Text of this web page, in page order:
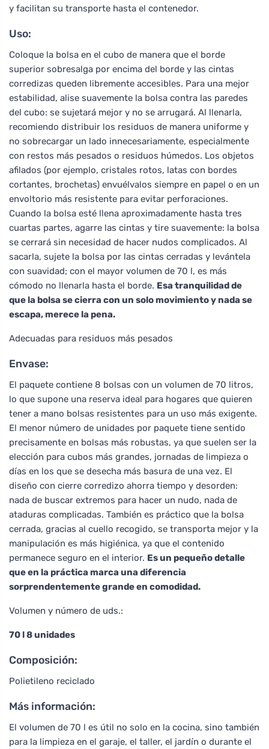
y facilitan su transporte hasta el contenedor.
Uso:
Coloque la bolsa en el cubo de manera que el borde
superior sobresalga por encima del borde y las cintas
corredizas queden libremente accesibles. Para una mejor
estabilidad, alise suavemente la bolsa contra las paredes
del cubo: se sujetará mejor y no se arrugará. Al llenarla,
recomiendo distribuir los residuos de manera uniforme y
no sobrecargar un lado innecesariamente, especialmente
con restos más pesados o residuos húmedos. Los objetos
afilados (por ejemplo, cristales rotos, latas con bordes
cortantes, brochetas) envuélvalos siempre en papel o en un
envoltorio más resistente para evitar perforaciones.
Cuando la bolsa esté llena aproximadamente hasta tres
cuartas partes, agarre las cintas y tire suavemente: la bolsa
se cerrará sin necesidad de hacer nudos complicados. Al
sacarla, sujete la bolsa por las cintas cerradas y levántela
con suavidad; con el mayor volumen de 70 l, es más
cómodo no llenarla hasta el borde. Esa tranquilidad de
que la bolsa se cierra con un solo movimiento y nada se
escapa, merece la pena.
Adecuadas para residuos más pesados
Envase:
El paquete contiene 8 bolsas con un volumen de 70 litros,
lo que supone una reserva ideal para hogares que quieren
tener a mano bolsas resistentes para un uso más exigente.
El menor número de unidades por paquete tiene sentido
precisamente en bolsas más robustas, ya que suelen ser la
elección para cubos más grandes, jornadas de limpieza o
días en los que se desecha más basura de una vez. El
diseño con cierre corredizo ahorra tiempo y desorden:
nada de buscar extremos para hacer un nudo, nada de
ataduras complicadas. También es práctico que la bolsa
cerrada, gracias al cuello recogido, se transporta mejor y la
manipulación es más higiénica, ya que el contenido
permanece seguro en el interior. Es un pequeño detalle
que en la práctica marca una diferencia
sorprendentemente grande en comodidad.
Volumen y número de uds.:
70 l 8 unidades
Composición:
Polietileno reciclado
Más información:
El volumen de 70 l es útil no solo en la cocina, sino también
para la limpieza en el garaje, el taller, el jardín o durante el